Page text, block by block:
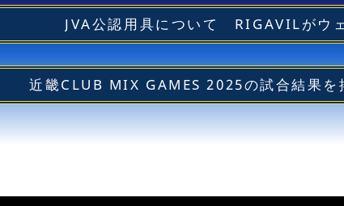
JVA公認用具について RIGAVILがウ
近畿CLUB MIX GAMES 2025の試合結果を